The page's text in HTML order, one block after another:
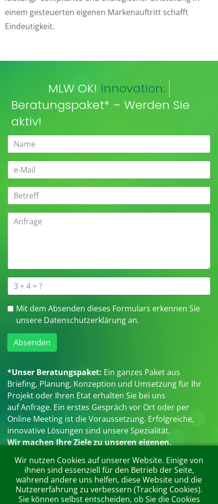
einem gesteuerten eigenen Markenauftritt schafft
Eindeutigkeit.
MLW OK! Innovation:
Beratungspaket* – Werden Sie
aktiv!
Mit dem Absenden dieses Formulars erkennen Sie
unsere Datenschutzerklärung an.
Absenden
*Unser Beratungspaket: Ein ganzes Paket aus
Briefing, Planung, Konzeption und Umsetzung für Ihr
Projekt oder Ihren Etat erhalten Sie bei uns
auf Anfrage. Ein erstes Gespräch vor Ort oder per
Online Meeting ist die Voraussetzung. Erfolgreiche,
innovative Lösungen sind unsere Spezialität.
Wir machen Ihre Ziele zu unseren eigenen.
MLW KommunikationsForm GmbH Werbeagentur, Wambolder
Wir nutzen Cookies auf unserer Website. Einige von
ihnen sind essenziell für den Betrieb der Seite,
während andere uns helfen, diese Website und die
Nutzererfahrung zu verbessern (Tracking Cookies).
Sie können selbst entscheiden, ob Sie die Cookies